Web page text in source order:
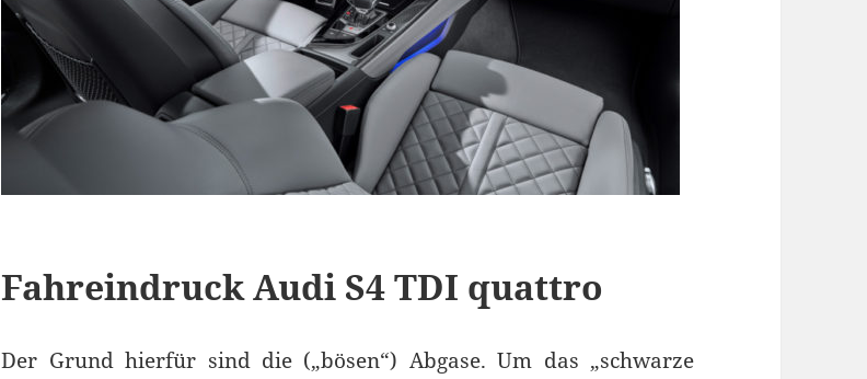
Fahreindruck Audi S4 TDI quattro
Der Grund hierfür sind die („bösen“) Abgase. Um das „schwarze